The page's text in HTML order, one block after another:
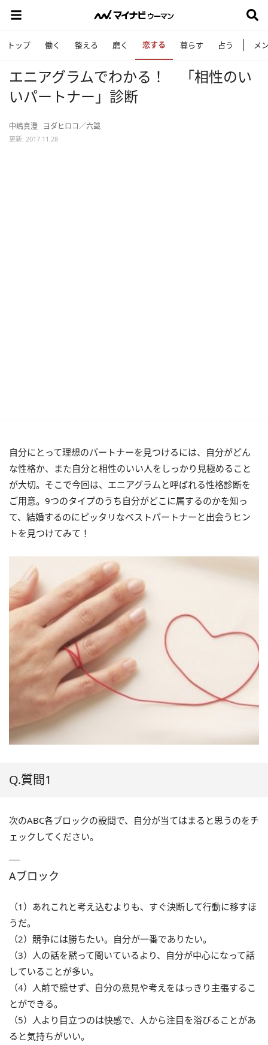
トップ 働く 整える 磨く 恋する 暮らす 占う メ
エニアグラムでわかる！ 「相性のい
いパートナー」診断
中嶋真澄 ヨダヒロコ／六識
更新: 2017.11.28
自分にとって理想のパートナーを見つけるには、自分がどん
な性格か、また自分と相性のいい人をしっかり見極めること
が大切。そこで今回は、エニアグラムと呼ばれる性格診断を
ご用意。9つのタイプのうち自分がどこに属するのかを知っ
て、結婚するのにピッタリなベストパートナーと出会うヒン
トを見つけてみて！
Q.質問1
次のABC各ブロックの設問で、自分が当てはまると思うのをチ
ェックしてください。
Aブロック
（1）あれこれと考え込むよりも、すぐ決断して行動に移すほ
うだ。
（2）競争には勝ちたい。自分が一番でありたい。
（3）人の話を黙って聞いているより、自分が中心になって話
していることが多い。
（4）人前で臆せず、自分の意見や考えをはっきり主張するこ
とができる。
（5）人より目立つのは快感で、人から注目を浴びることがあ
ると気持ちがいい。